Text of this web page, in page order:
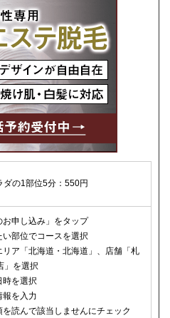
ダの1部位5分：550円
お申し込み」をタップ
い部位でコースを選択
リア「北海道・北海道」、店舗「札
」を選択
時を選択
報を入力
を読んで該当しませんにチェック